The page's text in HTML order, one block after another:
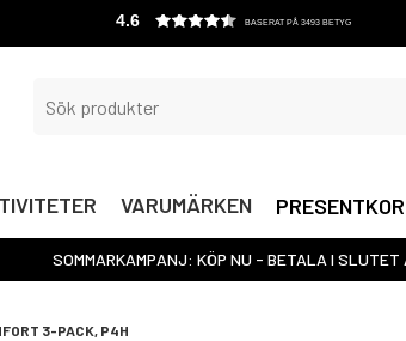
4.6 BASERAT PÅ 3493 BETYG
VARUMÄRKEN
SOMMARKAMPANJ: KÖP NU - BETALA I SLUTET
3-PACK, P4H